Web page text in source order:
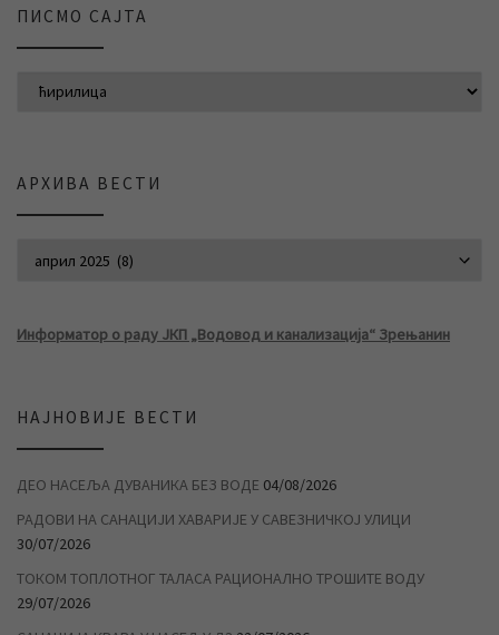
ПИСМО САЈТА
АРХИВА ВЕСТИ
Информатор о раду ЈКП „Водовод и канализација“ Зрењанин
НАЈНОВИЈЕ ВЕСТИ
ДЕО НАСЕЉА ДУВАНИКА БЕЗ ВОДЕ 04/08/2026
РАДОВИ НА САНАЦИЈИ ХАВАРИЈЕ У САВЕЗНИЧКОЈ УЛИЦИ
30/07/2026
ТОКОМ ТОПЛОТНОГ ТАЛАСА РАЦИОНАЛНО ТРОШИТЕ ВОДУ
29/07/2026